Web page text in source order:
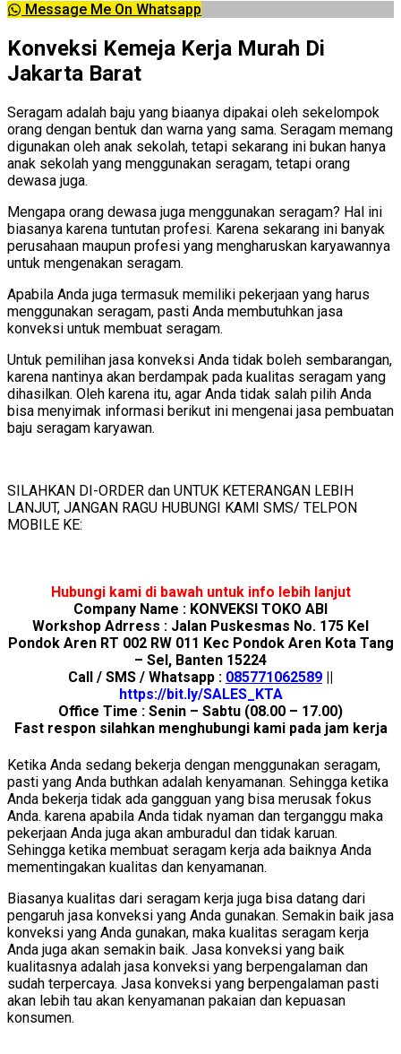
Message Me On Whatsapp
Konveksi Kemeja Kerja Murah Di
Jakarta Barat
Seragam adalah baju yang biaanya dipakai oleh sekelompok
orang dengan bentuk dan warna yang sama. Seragam memang
digunakan oleh anak sekolah, tetapi sekarang ini bukan hanya
anak sekolah yang menggunakan seragam, tetapi orang
dewasa juga.
Mengapa orang dewasa juga menggunakan seragam? Hal ini
biasanya karena tuntutan profesi. Karena sekarang ini banyak
perusahaan maupun profesi yang mengharuskan karyawannya
untuk mengenakan seragam.
Apabila Anda juga termasuk memiliki pekerjaan yang harus
menggunakan seragam, pasti Anda membutuhkan jasa
konveksi untuk membuat seragam.
Untuk pemilihan jasa konveksi Anda tidak boleh sembarangan,
karena nantinya akan berdampak pada kualitas seragam yang
dihasilkan. Oleh karena itu, agar Anda tidak salah pilih Anda
bisa menyimak informasi berikut ini mengenai jasa pembuatan
baju seragam karyawan.
SILAHKAN DI-ORDER dan UNTUK KETERANGAN LEBIH
LANJUT, JANGAN RAGU HUBUNGI KAMI SMS/ TELPON
MOBILE KE:
Hubungi kami di bawah untuk info lebih lanjut
Company Name : KONVEKSI TOKO ABI
Workshop Adrress : Jalan Puskesmas No. 175 Kel
Pondok Aren RT 002 RW 011 Kec Pondok Aren Kota Tang
– Sel, Banten 15224
Call / SMS / Whatsapp : 085771062589
https://bit.ly/SALES_KTA
Office Time : Senin – Sabtu (08.00 – 17.00)
Fast respon silahkan menghubungi kami pada jam kerja
Ketika Anda sedang bekerja dengan menggunakan seragam,
pasti yang Anda buthkan adalah kenyamanan. Sehingga ketika
Anda bekerja tidak ada gangguan yang bisa merusak fokus
Anda. karena apabila Anda tidak nyaman dan terganggu maka
pekerjaan Anda juga akan amburadul dan tidak karuan.
Sehingga ketika membuat seragam kerja ada baiknya Anda
mementingakan kualitas dan kenyamanan.
Biasanya kualitas dari seragam kerja juga bisa datang dari
pengaruh jasa konveksi yang Anda gunakan. Semakin baik jasa
konveksi yang Anda gunakan, maka kualitas seragam kerja
Anda juga akan semakin baik. Jasa konveksi yang baik
kualitasnya adalah jasa konveksi yang berpengalaman dan
sudah terpercaya. Jasa konveksi yang berpengalaman pasti
akan lebih tau akan kenyamanan pakaian dan kepuasan
konsumen.